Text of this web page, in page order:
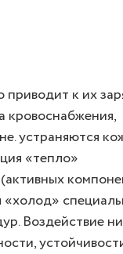
к их
кровоснабжения,
устраняются
«тепло»
«холод»
Воздействие